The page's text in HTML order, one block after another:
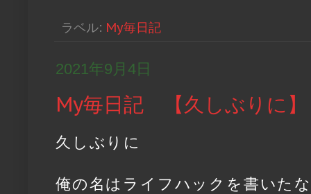
ラベル: My毎日記
2021年9月4日
My毎日記 【久しぶりに】
久しぶりに
俺の名はライフハックを書いた